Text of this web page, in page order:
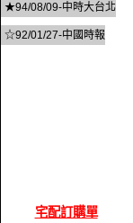
★94/08/09-中時大台北
☆92/01/27-中國時報
宅配訂購單